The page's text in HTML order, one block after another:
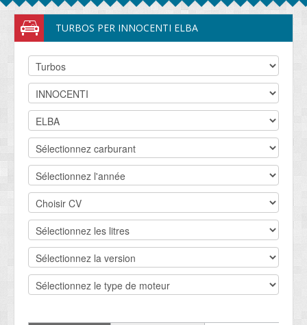
PRODUITS
DEVIS BV
CONTACT
SOCIETÉ
SERVICE CLIENTS
CONDITIONS
TURBOS PER INNOCENTI ELBA